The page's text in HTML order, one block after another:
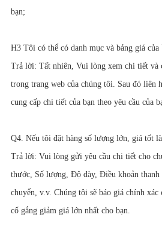
bạn;
H3 Tôi có thể có danh mục và bảng giá của
Trả lời: Tất nhiên, Vui lòng xem chi tiết và
trong trang web của chúng tôi. Sau đó liên
cung cấp chi tiết của bạn theo yêu cầu của
Q4. Nếu tôi đặt hàng số lượng lớn, giá tốt
Trả lời: Vui lòng gửi yêu cầu chi tiết cho
thước, Số lượng, Độ dày, Điều khoản thanh
chuyển, v.v. Chúng tôi sẽ báo giá chính xác
cố gắng giảm giá lớn nhất cho bạn.